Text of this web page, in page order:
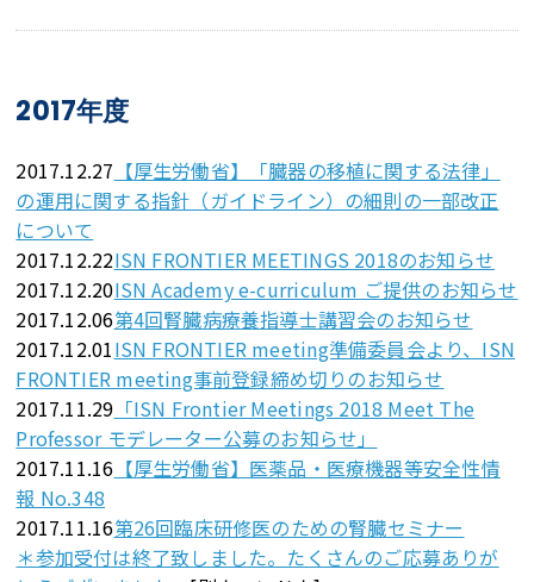
2017年度
2017.12.27 【厚生労働省】「臓器の移植に関する法律」
の運用に関する指針（ガイドライン）の細則の一部改正
について
2017.12.22ISN FRONTIER MEETINGS 2018のお知らせ
2017.12.20ISN Academy e-curriculum ご提供のお知らせ
2017.12.06第4回腎臓病療養指導士講習会のお知らせ
2017.12.01ISN FRONTIER meeting準備委員会より、ISN
FRONTIER meeting事前登録締め切りのお知らせ
2017.11.29 「ISN Frontier Meetings 2018 Meet The
Professor モデレーター公募のお知らせ」
2017.11.16 【厚生労働省】医薬品・医療機器等安全性情
報 No.348
2017.11.16第26回臨床研修医のための腎臓セミナー
＊参加受付は終了致しました。たくさんのご応募ありが